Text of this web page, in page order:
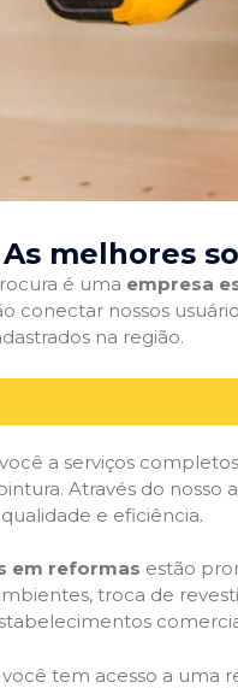
As melhores
é uma empresa
conectar nossos
na região.
a serviços
Através do
e eficiência.
em reformas estão
troca de
você tem acesso a uma